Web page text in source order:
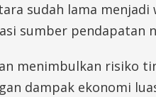
sudah lama
sumber pendapatan
menimbulkan risiko
dampak ekonomi